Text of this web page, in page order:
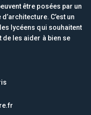
être posées par un
C’est un
lycéens qui souhaitent
les aider à bien se